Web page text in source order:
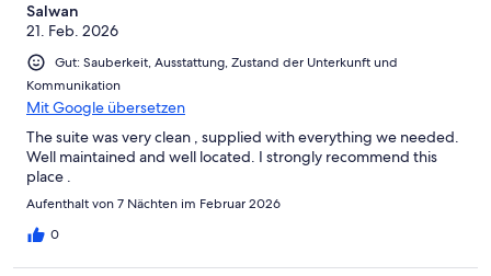
Salwan
21. Feb. 2026
Gut: Sauberkeit, Ausstattung, Zustand der Unterkunft und
Kommunikation
Mit Google übersetzen
The suite was very clean , supplied with everything we needed.
Well maintained and well located. I strongly recommend this
place .
Aufenthalt von 7 Nächten im Februar 2026
0